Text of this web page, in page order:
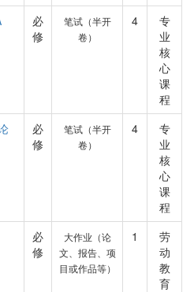
必
修
笔试（半开
卷）
4
专
业
核
心
课
程
必
修
笔试（半开
卷）
4
专
业
核
心
课
程
必
修
大作业（论
文、报告、项
目或作品等）
1
劳
动
教
育